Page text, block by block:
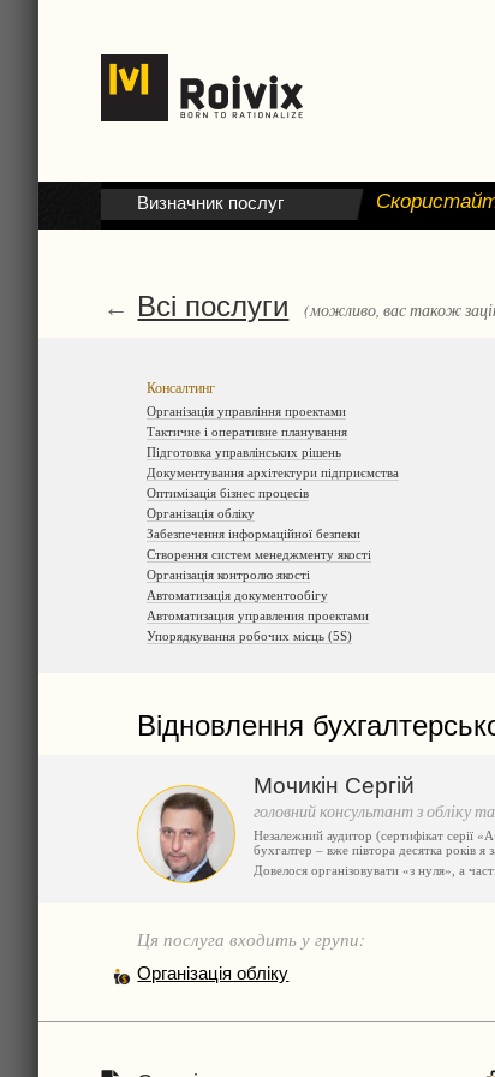
Визначник послуг
Всі послуги (можливо, вас також
←
Консалтинг
Організація управління проектами
Тактичне і оперативне планування
Підготовка управлінських рішень
Документування архітектури підприємства
Оптимізація бізнес процесів
Організація обліку
Забезпечення інформаційної безпеки
Створення систем менеджменту якості
Організація контролю якості
Автоматизація документообігу
Автоматизация управления проектами
Упорядкування робочих місць (5S)
Відновлення
Мочикін Сергій
головний консультант з обліку
Незалежний аудитор (сертифікат серії
бухгалтер – вже півтора десятка років я
Довелося організовувати «з нуля», а
Ця послуга входить у групи:
Організація обліку